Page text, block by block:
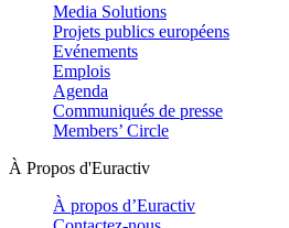
Media Solutions
Projets publics européens
Evénements
Emplois
Agenda
Communiqués de presse
Members’ Circle
À Propos d'Euractiv
À propos d’Euractiv